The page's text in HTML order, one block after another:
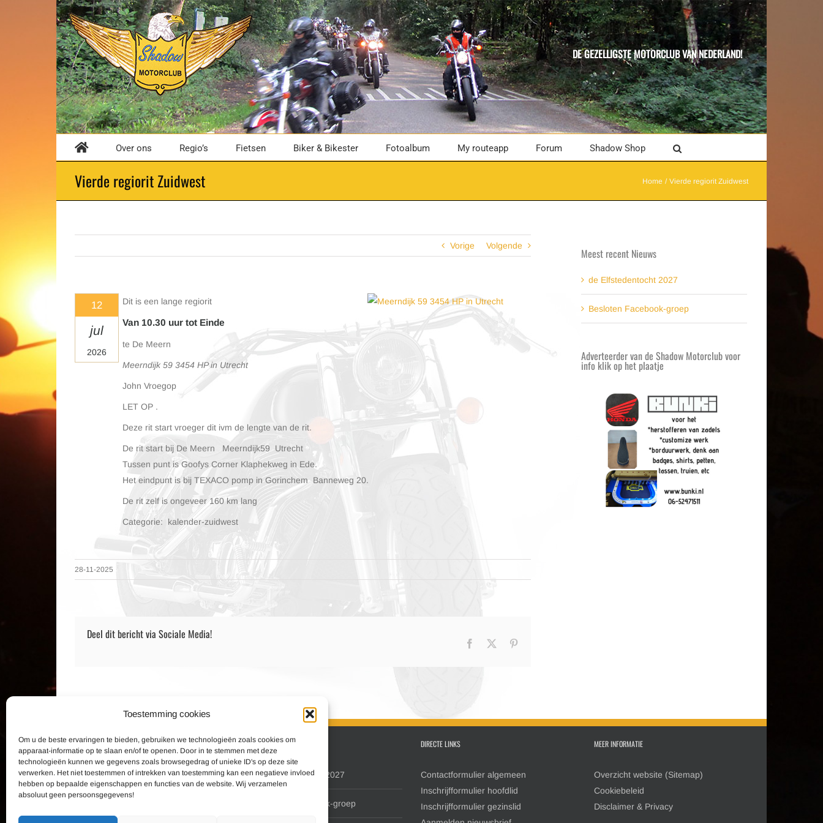
Toestemming cookies
Om u de beste ervaringen te bieden, gebruiken we technologieën zoals cookies om
apparaat-informatie op te slaan en/of te openen. Door in te stemmen met deze
technologieën kunnen we gegevens zoals browsegedrag of unieke ID's op deze site
verwerken. Het niet toestemmen of intrekken van toestemming kan een negatieve invloed
hebben op bepaalde eigenschappen en functies van de website. Wij verzamelen
absoluut geen persoonsgegevens!
DE GEZELLIGSTE MOTORCLUB VAN NEDERLAND!
Over ons Regio’s Fietsen Biker & Bikester Fotoalbum My routeapp Forum Shadow Shop
Vierde regiorit Zuidwest Home Vierde regiorit Zuidwest
Vorige Volgende
12
jul
2026
Dit is een lange regiorit
Van 10.30 uur tot Einde
te De Meern
Meerndijk 59 3454 HP in Utrecht
John Vroegop
LET OP .
Deze rit start vroeger dit ivm de lengte van de rit.
De rit start bij De Meern Meerndijk59 Utrecht
Tussen punt is Goofys Corner Klaphekweg in Ede.
Het eindpunt is bij TEXACO pomp in Gorinchem Banneweg 20.
De rit zelf is ongeveer 160 km lang
Categorie: kalender-zuidwest
28-11-2025
Deel dit bericht via Sociale Media!
Facebook
Meest recent Nieuws
de Elfstedentocht 2027
Besloten Facebook-groep
Adverteerder van de Shadow Motorclub voor
info klik op het plaatje
CONTACTGEGEVENS
Shadow Motorclub Secretariaat
E-mail
LAATSTE NIEUWS
de Elfstedentocht 2027
Besloten Facebook-groep
DIRECTE LINKS
Contactformulier algemeen
Inschrijfformulier hoofdlid
Inschrijfformulier gezinslid
MEER INFORMATIE
Overzicht website (Sitemap)
Cookiebeleid
Disclaimer & Privacy